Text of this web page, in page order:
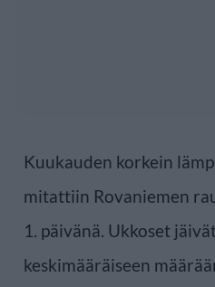
Kuukauden korkein
mitattiin Rovaniemen
1. päivänä. Ukkoset
keskimääräiseen